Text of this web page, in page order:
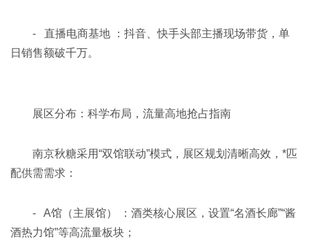
- 直播电商基地 ：抖音、快手头部主播现场带货，单
日销售额破千万。
展区分布：科学布局，流量高地抢占指南
南京秋糖采用“双馆联动”模式，展区规划清晰高效，*匹
配供需需求：
- A馆（主展馆） ：酒类核心展区，设置“名酒长廊”“酱
酒热力馆”等高流量板块；